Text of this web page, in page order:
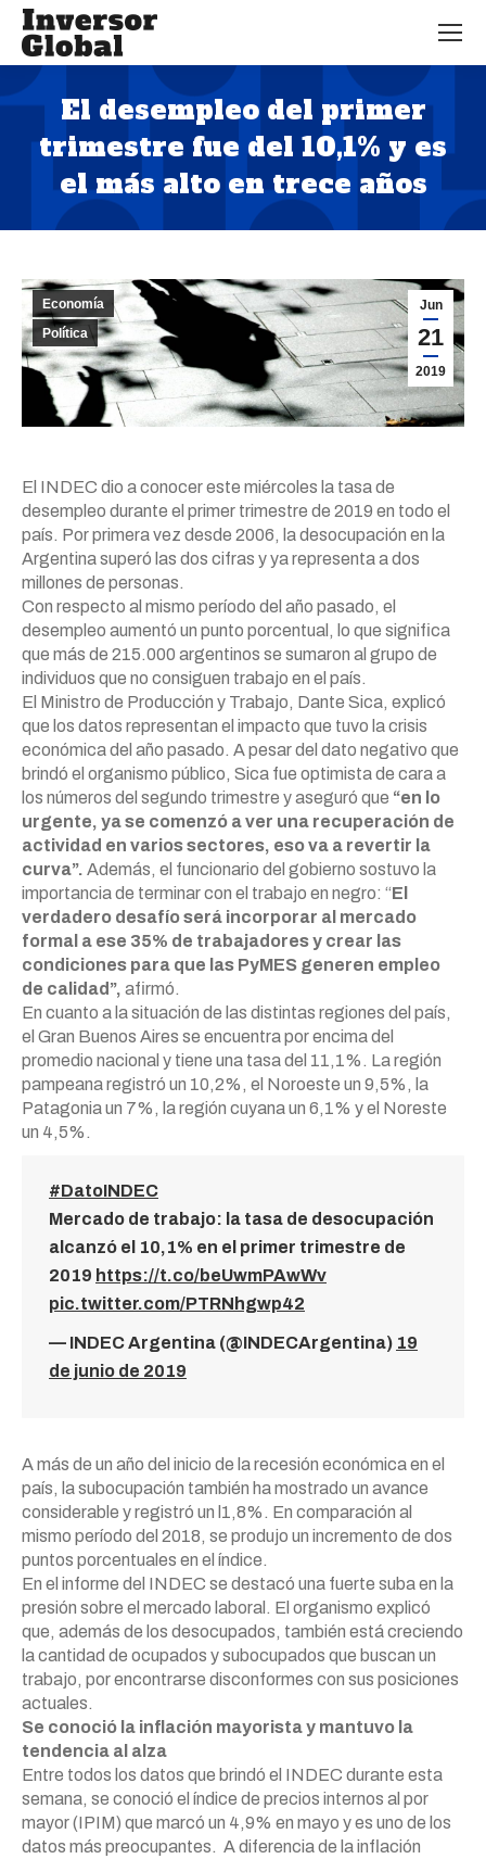
El desempleo del primer
trimestre fue del 10,1% y es
el más alto en trece años
Estás aquí:
Jun
21
2019
Economía
Política
El INDEC dio a conocer este miércoles la tasa de
desempleo durante el primer trimestre de 2019 en todo el
país. Por primera vez desde 2006, la desocupación en la
Argentina superó las dos cifras y ya representa a dos
millones de personas.
Con respecto al mismo período del año pasado, el
desempleo aumentó un punto porcentual, lo que significa
que más de 215.000 argentinos se sumaron al grupo de
individuos que no consiguen trabajo en el país.
El Ministro de Producción y Trabajo, Dante Sica, explicó
que los datos representan el impacto que tuvo la crisis
económica del año pasado. A pesar del dato negativo que
brindó el organismo público, Sica fue optimista de cara a
los números del segundo trimestre y aseguró que “en lo
urgente, ya se comenzó a ver una recuperación de
actividad en varios sectores, eso va a revertir la
curva”. Además, el funcionario del gobierno sostuvo la
importancia de terminar con el trabajo en negro: “El
verdadero desafío será incorporar al mercado
formal a ese 35% de trabajadores y crear las
condiciones para que las PyMES generen empleo
de calidad”, afirmó.
En cuanto a la situación de las distintas regiones del país,
el Gran Buenos Aires se encuentra por encima del
promedio nacional y tiene una tasa del 11,1%. La región
pampeana registró un 10,2%, el Noroeste un 9,5%, la
Patagonia un 7%, la región cuyana un 6,1% y el Noreste
un 4,5%.
#DatoINDEC
Mercado de trabajo: la tasa de desocupación
alcanzó el 10,1% en el primer trimestre de
2019 https://t.co/beUwmPAwWv
pic.twitter.com/PTRNhgwp42
— INDEC Argentina (@INDECArgentina) 19
de junio de 2019
A más de un año del inicio de la recesión económica en el
país, la subocupación también ha mostrado un avance
considerable y registró un l1,8%. En comparación al
mismo período del 2018, se produjo un incremento de dos
puntos porcentuales en el índice.
En el informe del INDEC se destacó una fuerte suba en la
presión sobre el mercado laboral. El organismo explicó
que, además de los desocupados, también está creciendo
la cantidad de ocupados y subocupados que buscan un
trabajo, por encontrarse disconformes con sus posiciones
actuales.
Se conoció la inflación mayorista y mantuvo la
tendencia al alza
Entre todos los datos que brindó el INDEC durante esta
semana, se conoció el índice de precios internos al por
mayor (IPIM) que marcó un 4,9% en mayo y es uno de los
datos más preocupantes. A diferencia de la inflación